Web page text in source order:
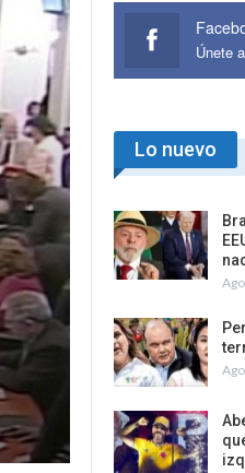
Únete
Lo nuevo